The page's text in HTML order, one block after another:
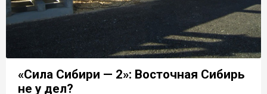
«Сила Сибири — 2»: Восточная Сибирь
не у дел?